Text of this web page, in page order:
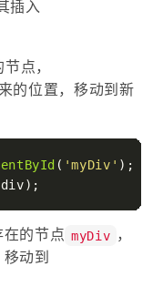
插入
点，
的位置，移动到新
( 'myDiv'
的节点 myDiv ，
动到